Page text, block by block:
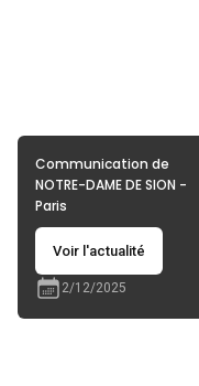
Communication de
NOTRE-DAME DE SION -
Paris
Voir l'actualité
2/12/2025